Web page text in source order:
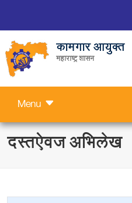
कामगार आयुक्त
महाराष्ट्र शासन
Menu
दस्तऐवज अभिलेख